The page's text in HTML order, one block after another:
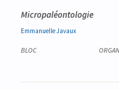
Micropaléontologie
EmmanuelleJavaux